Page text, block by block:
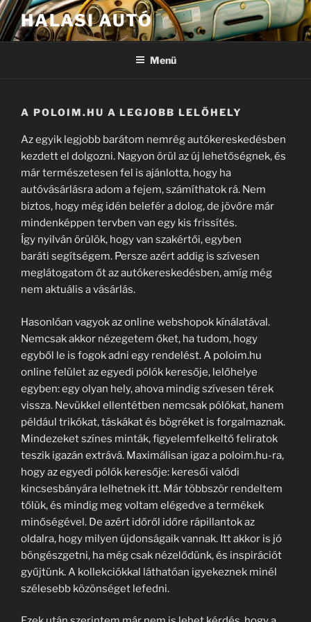
Tartalomhoz
HALASI AUTÓ
Menü
A POLOIM.HU A LEGJOBB LELŐHELY
Az egyik legjobb barátom nemrég autókereskedésben
kezdett el dolgozni. Nagyon örül az új lehetőségnek, és
már természetesen fel is ajánlotta, hogy ha
autóvásárlásra adom a fejem, számíthatok rá. Nem
biztos, hogy még idén belefér a dolog, de jövőre már
mindenképpen tervben van egy kis frissítés.
Így nyilván örülök, hogy van szakértői, egyben
baráti segítségem. Persze azért addig is szívesen
meglátogatom őt az autókereskedésben, amíg még
nem aktuális a vásárlás.
Hasonlóan vagyok az online webshopok kínálatával.
Nemcsak akkor nézegetem őket, ha tudom, hogy
egyből le is fogok adni egy rendelést. A poloim.hu
online felület az egyedi pólók keresője, lelőhelye
egyben: egy olyan hely, ahova mindig szívesen térek
vissza. Nevükkel ellentétben nemcsak pólókat, hanem
például trikókat, táskákat és bögréket is forgalmaznak.
Mindezeket színes minták, figyelemfelkeltő feliratok
teszik igazán extrává. Maximálisan igaz a poloim.hu-ra,
hogy az egyedi pólók keresője: keresői valódi
kincsesbányára lelhetnek itt. Már többször rendeltem
tőlük, és mindig meg voltam elégedve a termékek
minőségével. De azért időről időre rápillantok az
oldalra, hogy milyen újdonságaik vannak. Itt akkor is jó
böngészgetni, ha még csak nézelődünk, és inspirációt
gyűjtünk. A kollekciókkal láthatóan igyekeznek minél
szélesebb közönséget lefedni.